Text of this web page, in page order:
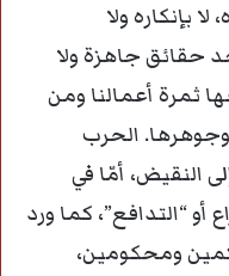
بإنكاره ولا
حقائق جاهزة ولا
ثمرة أعمالنا ومن
الحرب
النقيض، أمّا في
أو “التدافع”، كما ورد
ومحكومين،